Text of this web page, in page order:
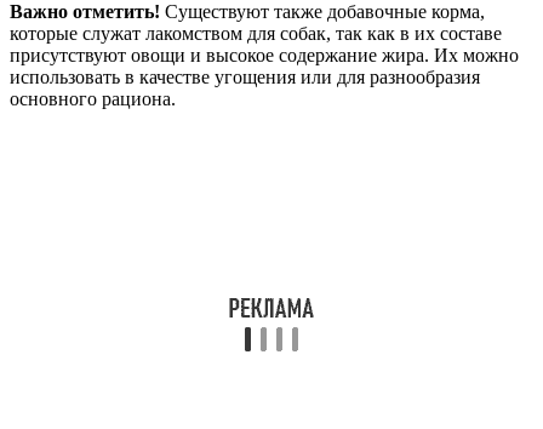
Важно отметить! Существуют также добавочные корма,
которые служат лакомством для собак, так как в их составе
присутствуют овощи и высокое содержание жира. Их можно
использовать в качестве угощения или для разнообразия
основного рациона.